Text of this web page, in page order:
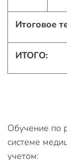
Итоговое
ИТОГО:
Обучение по
системе
учетом: